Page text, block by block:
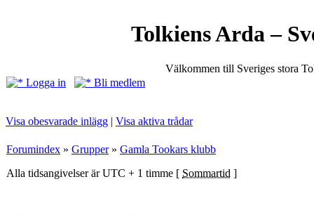
Tolkiens Arda –
Välkommen till Sveriges stora
Logga in
Bli medlem
Visa obesvarade inlägg | Visa aktiva trådar
Forumindex » Grupper» Gamla Tookars klubb
Alla tidsangivelser är UTC + 1 timme [ Sommartid ]